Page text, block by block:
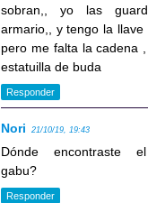
sobran,, yo las
armario,, y tengo la llave
pero me falta la cadena
estatuilla de buda
Responder
Nori 21/10/19, 19:43
Dónde encontraste
gabu?
Responder